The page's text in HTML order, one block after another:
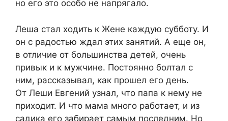
но его это особо не напрягало.
Леша стал ходить к Жене каждую субботу. И
он с радостью ждал этих занятий. А еще он,
в отличие от большинства детей, очень
привык и к мужчине. Постоянно болтал с
ним, рассказывал, как прошел его день.
От Леши Евгений узнал, что папа к нему не
приходит. И что мама много работает, и из
садика его забирает самым последним. Но